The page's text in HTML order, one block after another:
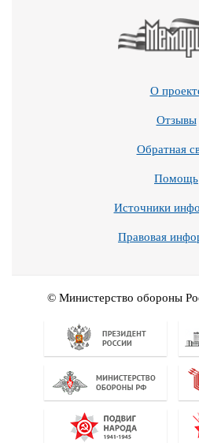
О
Отзывы
Обратная
Помощь
Источники
Правовая
© Министерство обороны